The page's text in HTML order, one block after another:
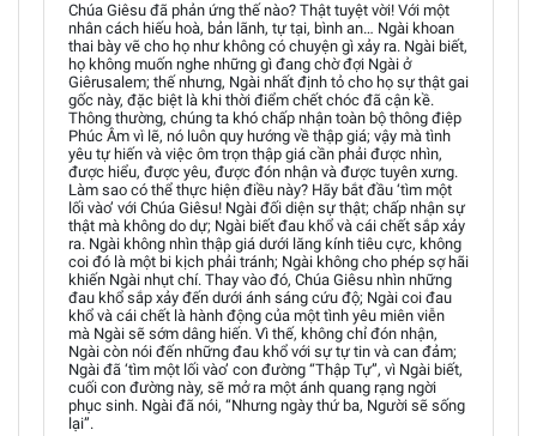
Chúa Giêsu đã phản ứng thế nào? Thật tuyệt vời! Với một
nhân cách hiếu hoà, bản lãnh, tự tại, bình an… Ngài khoan
thai bày vẽ cho họ như không có chuyện gì xảy ra. Ngài biết,
họ không muốn nghe những gì đang chờ đợi Ngài ở
Giêrusalem; thế nhưng, Ngài nhất định tỏ cho họ sự thật gai
gốc này, đặc biệt là khi thời điểm chết chóc đã cận kề.
Thông thường, chúng ta khó chấp nhận toàn bộ thông điệp
Phúc Âm vì lẽ, nó luôn quy hướng về thập giá; vậy mà tình
yêu tự hiến và việc ôm trọn thập giá cần phải được nhìn,
được hiểu, được yêu, được đón nhận và được tuyên xưng.
Làm sao có thể thực hiện điều này? Hãy bắt đầu ‘tìm một
lối vào’ với Chúa Giêsu! Ngài đối diện sự thật; chấp nhận sự
thật mà không do dự; Ngài biết đau khổ và cái chết sắp xảy
ra. Ngài không nhìn thập giá dưới lăng kính tiêu cực, không
coi đó là một bi kịch phải tránh; Ngài không cho phép sợ hãi
khiến Ngài nhụt chí. Thay vào đó, Chúa Giêsu nhìn những
đau khổ sắp xảy đến dưới ánh sáng cứu độ; Ngài coi đau
khổ và cái chết là hành động của một tình yêu miên viễn
mà Ngài sẽ sớm dâng hiến. Vì thế, không chỉ đón nhận,
Ngài còn nói đến những đau khổ với sự tự tin và can đảm;
Ngài đã ‘tìm một lối vào’ con đường “Thập Tự”, vì Ngài biết,
cuối con đường này, sẽ mở ra một ánh quang rạng ngời
phục sinh. Ngài đã nói, “Nhưng ngày thứ ba, Người sẽ sống
lại”.